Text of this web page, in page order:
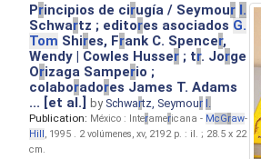
Principios de cirugía / Seymour I.
Schwartz ; editores asociados G.
Tom Shires, Frank C. Spencer,
Wendy | Cowles Husser ; tr. Jorge
Orizaga Samperio ;
colaboradores James T. Adams
... [et al.]by Schwartz, Seymour I.
Publication: México : Interamericana - McGraw-
Hill, 1995 . 2 volúmenes, xv, 2192 p. : il. ; 28.5 x 22
cm.